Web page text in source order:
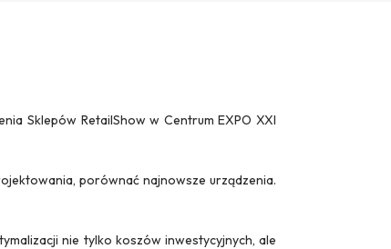
Sklepów RetailShow w Centrum EXPO XXI
porównać najnowsze urządzenia.
nie tylko koszów inwestycyjnych, ale